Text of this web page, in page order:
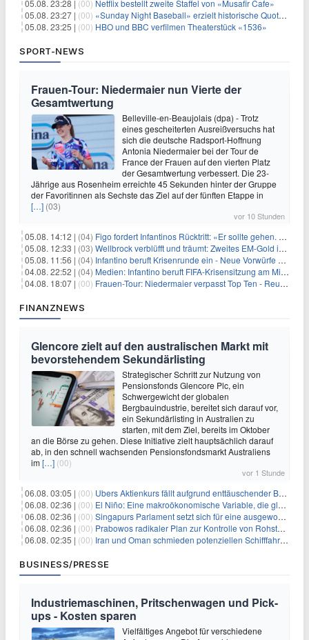
05.08. 23:28 | (00) Netflix bestellt zweite Staffel von «Musafir Cafe»
05.08. 23:27 | (00) «Sunday Night Baseball» erzielt historische Quotenserie für NBC
05.08. 23:25 | (00) HBO und BBC verfilmen Theaterstück «1536»
SPORT-NEWS
Frauen-Tour: Niedermaier nun Vierte der
Gesamtwertung
Belleville-en-Beaujolais (dpa) - Trotz
eines gescheiterten Ausreißversuchs hat
sich die deutsche Radsport-Hoffnung
Antonia Niedermaier bei der Tour de
France der Frauen auf den vierten Platz
der Gesamtwertung verbessert. Die 23-
Jährige aus Rosenheim erreichte 45 Sekunden hinter der Gruppe
der Favoritinnen als Sechste das Ziel auf der fünften Etappe in
[…] (03)
vor 10 Stunden
05.08. 14:12 | (04) Figo fordert Infantinos Rücktritt: «Er sollte gehen. Jetzt»
05.08. 12:33 | (03) Wellbrock verblüfft und träumt: Zweites EM-Gold in Paris
05.08. 11:56 | (04) Infantino beruft Krisenrunde ein - Neue Vorwürfe gegen FIFA
04.08. 22:52 | (04) Medien: Infantino beruft FIFA-Krisensitzung am Mittwoch ein
04.08. 18:07 | (00) Frauen-Tour: Niedermaier verpasst Top Ten - Reusser siegt
FINANZNEWS
Glencore zielt auf den australischen Markt mit
bevorstehendem Sekundärlisting
Strategischer Schritt zur Nutzung von
Pensionsfonds Glencore Plc, ein
Schwergewicht der globalen
Bergbauindustrie, bereitet sich darauf vor,
ein Sekundärlisting in Australien zu
starten, mit dem Ziel, bereits im Oktober
an die Börse zu gehen. Diese Initiative zielt hauptsächlich darauf
ab, in den schnell wachsenden Pensionsfondsmarkt Australiens
im[…] (00)
vor 1 Stunde
06.08. 03:05 | (00) Ubers Aktienkurs fällt aufgrund enttäuschender Buchungsprognose
06.08. 02:36 | (00) El Niño: Eine makroökonomische Variable, die globale Wirtschaftslandschaften umgestaltet
06.08. 02:36 | (00) Singapurs Parlament setzt sich für eine ausgewogene wirtschaftliche Zukunft ein
06.08. 02:36 | (00) Prabowos radikaler Plan zur Kontrolle von Rohstoffexporten steht vor konkurrierenden Visionen
06.08. 02:35 | (00) Iran und Oman schmieden potenziellen Schifffahrtsvertrag im Hormuskanal
BUSINESS/PRESSE
Industriemaschinen, Pritschenwagen und Pick-
ups - Kosten sparen
Vielfältiges Angebot für verschiedene